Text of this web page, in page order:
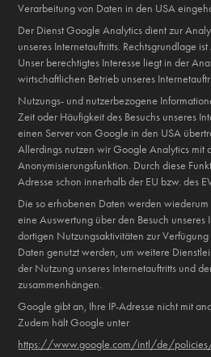
Verarbeitung von Daten in den USA
Der Dienst Google Analytics dient zur
unseres Internetauftritts. Rechtsgrundlage
Unser berechtigtes Interesse liegt in der
wirtschaftlichen Betrieb unseres
Nutzungs- und nutzerbezogene
Zeit oder Häufigkeit des Besuchs unseres
einen Server von Google in den USA
Allerdings nutzen wir Google Analytics mit
Anonymisierungsfunktion. Durch diese
Adresse schon innerhalb der EU bzw. des
Die so erhobenen Daten werden
eine Auswertung über den Besuch unseres
dortigen Nutzungsaktivitäten zur
Daten genutzt werden, um weitere
der Nutzung unseres Internetauftritts und
zusammenhängen.
Google gibt an, Ihre IP-Adresse nicht mit
Zudem hält Google unter
https://www.google.com/intl/de/